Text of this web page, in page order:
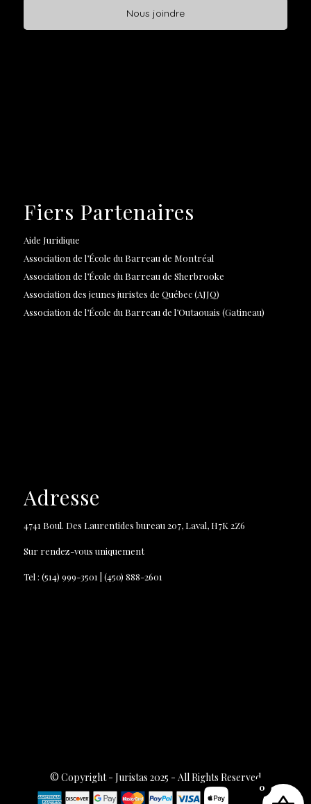
Fiers Partenaires
Aide Juridique
Association de l’École du Barreau de Montréal
Association de l’École du Barreau de Sherbrooke
Association des jeunes juristes de Québec (AJJQ)
Association de l’École du Barreau de l’Outaouais (Gatineau)
Adresse
4741 Boul. Des Laurentides bureau 207, Laval, H7K 2Z6
Sur rendez-vous uniquement
Tel : (514) 999-3501 | (450) 888-2601
© Copyright - Juristas 2025 - All Rights Reserved
0